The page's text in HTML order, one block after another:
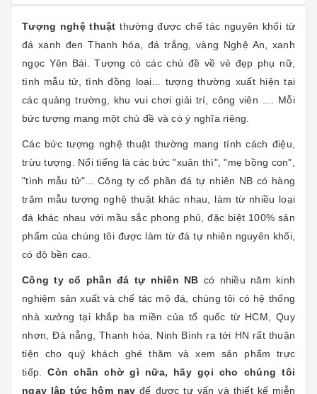
Tượng nghệ thuật thường được chế tác nguyên khối từ
đá xanh đen Thanh hóa, đá trắng, vàng Nghệ An, xanh
ngọc Yên Bái. Tượng có các chủ đề về vẻ đẹp phụ nữ,
tình mẫu tử, tình đồng loại... tượng thường xuất hiện tại
các quảng trường, khu vui chơi giải trí, công viên .... Mỗi
bức tượng mang một chủ đề và có ý nghĩa riêng.
Các bức tượng nghệ thuật thường mang tính cách điệu,
trừu tượng. Nổi tiếng là các bức "xuân thì", "mẹ bồng con",
"tình mẫu tử"... Công ty cổ phần đá tự nhiên NB có hàng
trăm mẫu tượng nghệ thuật khác nhau, làm từ nhiều loại
đá khác nhau với mầu sắc phong phú, đặc biệt 100% sản
phẩm của chúng tôi được làm từ đá tự nhiên nguyên khối,
có độ bền cao.
Công ty cổ phần đá tự nhiên NB có nhiều năm kinh
nghiệm sản xuất và chế tác mộ đá, chúng tôi có hệ thống
nhà xưởng tại khắp ba miền của tổ quốc từ HCM, Quy
nhơn, Đà nẵng, Thanh hóa, Ninh Bình ra tới HN rất thuận
tiện cho quý khách ghé thăm và xem sản phẩm trực
tiếp.Còn chần chờ gì nữa, hãy gọi cho chúng tôi
ngay lập tức hôm nay để được tư vấn và thiết kế miễn